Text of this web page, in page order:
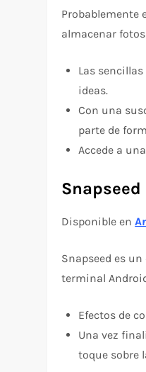
Probablemente
almacenar
Las
ideas.
Con una
parte de
Accede a
Snapseed
Disponible en
Snapseed es
terminal
Efectos de
Una vez
toque sobre